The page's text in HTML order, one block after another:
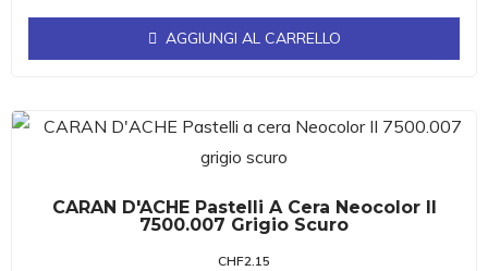
AGGIUNGI AL CARRELLO
CARAN D'ACHE Pastelli A Cera Neocolor II
7500.007 Grigio Scuro
CHF2.15